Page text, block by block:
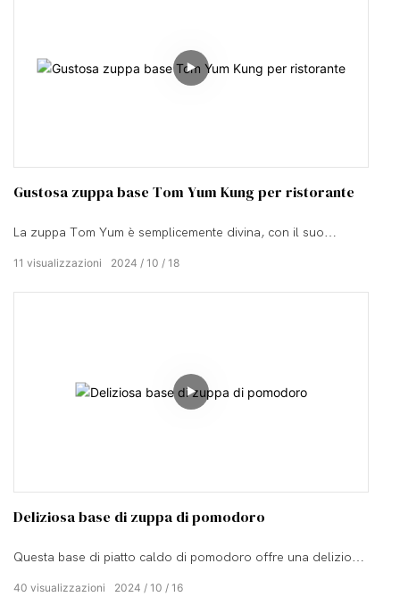
Gustosa zuppa base Tom Yum Kung per ristorante
La zuppa Tom Yum è semplicemente divina, con il suo
cucchiaio è un'esplosione di freschezza tropicale
2024 10 18
11 visualizzazioni
Deliziosa base di zuppa di pomodoro
Questa base di piatto caldo di pomodoro offre una deliziosa
è morbido e vellutato e la sua tonalità rosso brillante è
2024 10 16
40 visualizzazioni